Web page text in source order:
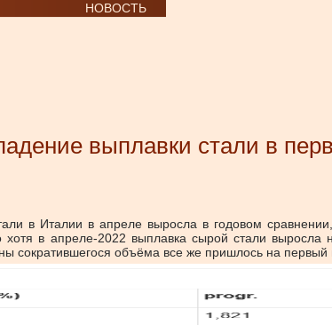
НОВОСТЬ
выплавки стали в
в Италии в апреле выросла в годовом
хотя в апреле-2022 выплавка сырой стали
сократившегося объёма все же пришлось на первый